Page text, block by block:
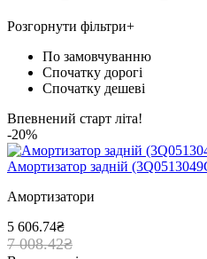
Розгорнути фільтри+
По замовчуванню
Спочатку дорогі
Спочатку дешеві
Впевнений старт літа!
-20%
Амортизатор задній
Амортизатори
5 606.74₴
7 008.42₴